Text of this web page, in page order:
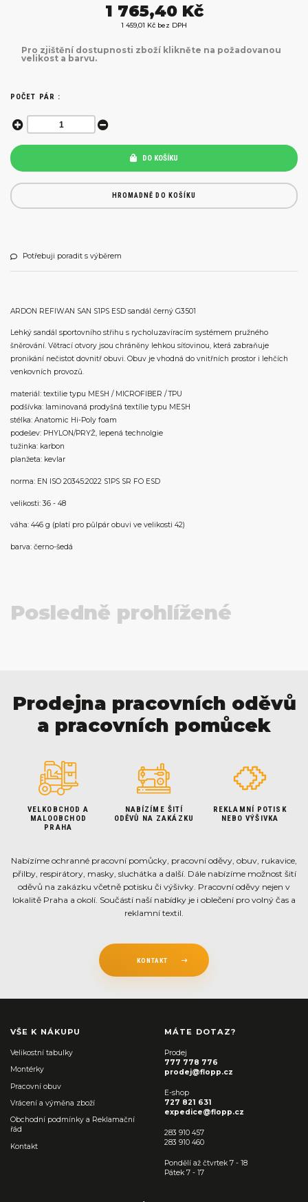
1 765,40 Kč
1 459,01 Kč bez DPH
Pro zjištění dostupnosti zboží klikněte na požadovanou
velikost a barvu.
POČET PÁR :
DO KOŠÍKU
HROMADNĚ DO KOŠÍKU
Potřebuji poradit s výběrem
ARDON REFIWAN SAN S1PS ESD sandál černý G3501
Lehký sandál sportovního střihu s rycholuzavíracím systémem pružného
šněrování. Větrací otvory jsou chráněny lehkou síťovinou, která zabraňuje
pronikání nečistot dovnitř obuvi. Obuv je vhodná do vnitřních prostor i lehčích
venkovních provozů.
materiál: textilie typu MESH / MICROFIBER / TPU
podšívka: laminovaná prodyšná textílie typu MESH
stélka: Anatomic Hi-Poly foam
podešev: PHYLON/PRYŽ, lepená technolgie
tužinka: karbon
planžeta: kevlar
norma: EN ISO 20345:2022 S1PS SR FO ESD
velikosti: 36 - 48
váha: 446 g (platí pro půlpár obuvi ve velikosti 42)
barva: černo-šedá
Posledně prohlížené
Prodejna pracovních oděvů
a pracovních pomůcek
VELKOBCHOD A
MALOOBCHOD
PRAHA
NABÍZÍME ŠITÍ
ODĚVŮ NA ZAKÁZKU
REKLAMNÍ POTISK
NEBO VÝŠIVKA
Nabízíme ochranné pracovní pomůcky, pracovní oděvy, obuv, rukavice,
přilby, respirátory, masky, sluchátka a další. Dále nabízíme možnost šití
oděvů na zakázku včetně potisku či výšivky. Pracovní oděvy nejen v
lokalitě Praha a okolí. Součástí naší nabídky je i oblečení pro volný čas a
reklamní textil.
KONTAKT
VŠE K NÁKUPU
Velikostní tabulky
Montérky
Pracovní obuv
Vrácení a výměna zboží
Obchodní podmínky a Reklamační
řád
Kontakt
MÁTE DOTAZ?
Prodej
777 778 776
prodej@flopp.cz
E-shop
727 821 631
expedice@flopp.cz
283 910 457
283 910 460
Pondělí až čtvrtek 7 - 18
Pátek 7 - 17